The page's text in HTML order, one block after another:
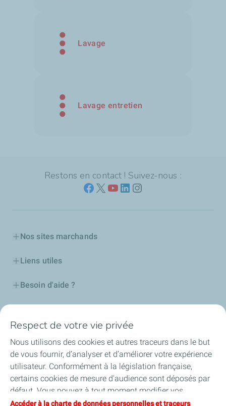
Lavage
Lavage entretien
Restons en contact ! Suivez-nous :
Nos sites marchands
Liens utiles
Besoin d'aide ?
Certificats d'économies d'énergie
Nos partenaires
Collaborer avec TotalEnergies
Respect de votre vie privée
Nous utilisons des cookies et autres traceurs dans le but
de vous fournir, d’analyser et d’améliorer votre expérience
utilisateur. Conformément à la législation française,
certains cookies de mesure d'audience sont déposés par
défaut. Vous pouvez à tout moment modifier vos
paramètres de cookies en cliquant sur le bouton « Gérer
Accéder à la charte de données personnelles et traceurs